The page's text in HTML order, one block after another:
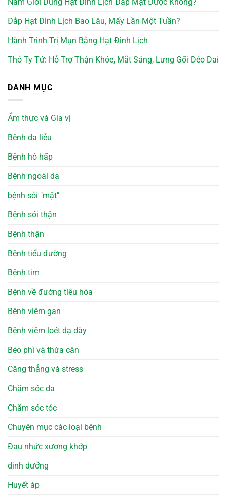
Đắp Hạt Đình Lịch Bao Lâu, Mấy Lần Một Tuần?
Hành Trình Trị Mụn Bằng Hạt Đình Lịch
Thỏ Ty Tử: Hỗ Trợ Thận Khỏe, Mắt Sáng, Lưng Gối Dẻo Dai
DANH MỤC
Ẩm thực và Gia vị
Bệnh da liễu
Bệnh hô hấp
Bệnh ngoài da
bệnh sỏi "mật"
Bệnh sỏi thận
Bệnh thận
Bệnh tiểu đường
Bệnh tim
Bệnh về đường tiêu hóa
Bệnh viêm gan
Bệnh viêm loét dạ dày
Béo phì và thừa cân
Căng thẳng và stress
Chăm sóc da
Chăm sóc tóc
Chuyên mục các loại bệnh
Đau nhức xương khớp
dinh dưỡng
Huyết áp